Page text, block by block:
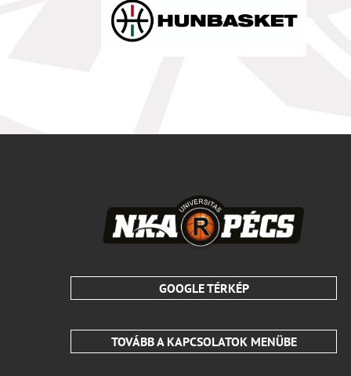
GOOGLE TÉRKÉP
TOVÁBB A KAPCSOLATOK MENÜBE